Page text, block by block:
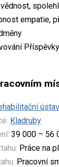
empatie,
Kladruby
39 000 – 56
Práce na
Pracovní